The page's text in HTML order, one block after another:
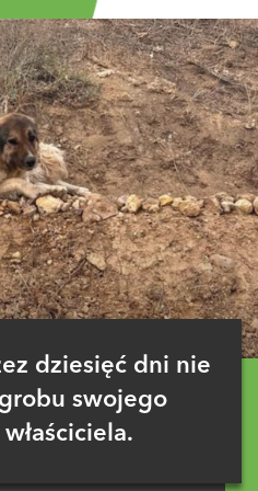
dziesięć dni nie
swojego